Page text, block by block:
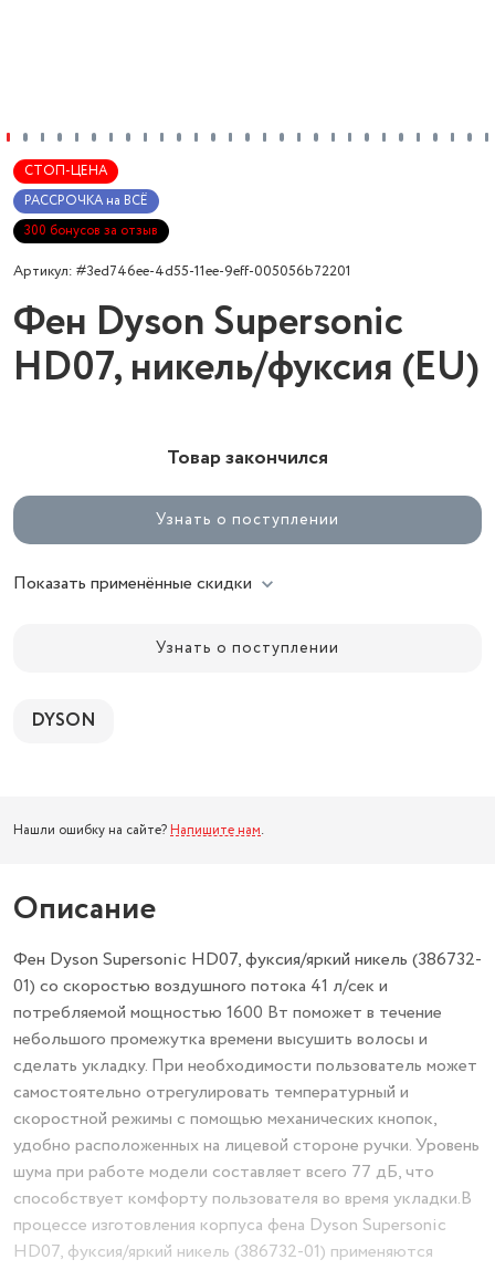
СТОП-ЦЕНА
РАССРОЧКА на ВСЁ
300 бонусов за отзыв
Артикул: #3ed746ee-4d55-11ee-9eff-005056b72201
Фен Dyson Supersonic
HD07, никель/фуксия (EU)
Товар закончился
Узнать о поступлении
Показать применённые скидки
Узнать о поступлении
DYSON
Нашли ошибку на сайте? Напишите нам.
Описание
Фен Dyson Supersonic HD07, фуксия/яркий никель (386732-
01) со скоростью воздушного потока 41 л/сек и
потребляемой мощностью 1600 Вт поможет в течение
небольшого промежутка времени высушить волосы и
сделать укладку. При необходимости пользователь может
самостоятельно отрегулировать температурный и
скоростной режимы с помощью механических кнопок,
удобно расположенных на лицевой стороне ручки. Уровень
шума при работе модели составляет всего 77 дБ, что
способствует комфорту пользователя во время укладки.В
процессе изготовления корпуса фена Dyson Supersonic
HD07, фуксия/яркий никель (386732-01) применяются